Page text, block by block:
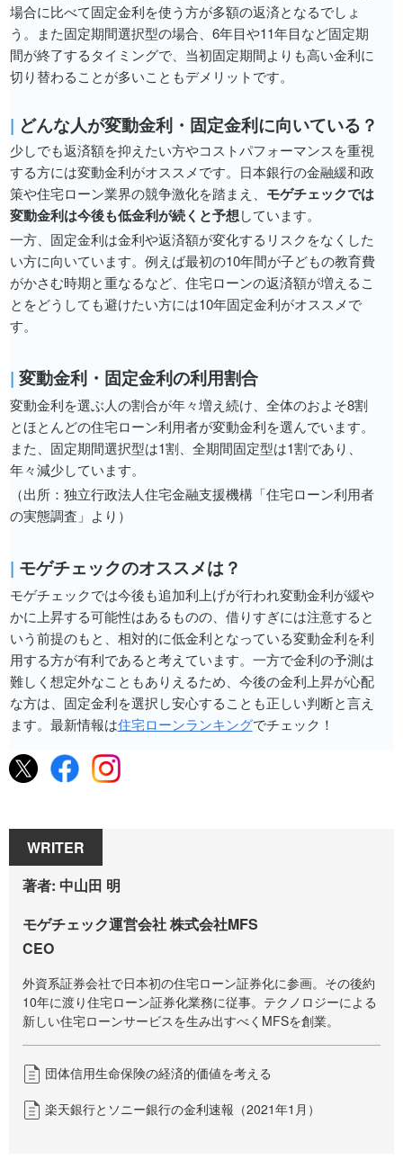
場合に比べて固定金利を使う方が多額の返済となるでしょ
う。また固定期間選択型の場合、6年目や11年目など固定期
間が終了するタイミングで、当初固定期間よりも高い金利に
切り替わることが多いこともデメリットです。
| どんな人が変動金利・固定金利に向いている？
少しでも返済額を抑えたい方やコストパフォーマンスを重視
する方には変動金利がオススメです。日本銀行の金融緩和政
策や住宅ローン業界の競争激化を踏まえ、 モゲチェックでは
変動金利は今後も低金利が続くと予想しています。
一方、固定金利は金利や返済額が変化するリスクをなくした
い方に向いています。例えば最初の10年間が子どもの教育費
がかさむ時期と重なるなど、住宅ローンの返済額が増えるこ
とをどうしても避けたい方には10年固定金利がオススメで
す。
| 変動金利・固定金利の利用割合
変動金利を選ぶ人の割合が年々増え続け、全体のおよそ8割
とほとんどの住宅ローン利用者が変動金利を選んでいます。
また、固定期間選択型は1割、全期間固定型は1割であり、
年々減少しています。
（出所：独立行政法人住宅金融支援機構「住宅ローン利用者
の実態調査」より）
| モゲチェックのオススメは？
モゲチェックでは今後も追加利上げが行われ変動金利が緩や
かに上昇する可能性はあるものの、借りすぎには注意すると
いう前提のもと、相対的に低金利となっている変動金利を利
用する方が有利であると考えています。一方で金利の予測は
難しく想定外なこともありえるため、今後の金利上昇が心配
な方は、固定金利を選択し安心することも正しい判断と言え
ます。最新情報は住宅ローンランキングでチェック！
WRITER
著者: 中山田 明
モゲチェック運営会社 株式会社MFS
CEO
外資系証券会社で日本初の住宅ローン証券化に参画。その後約
10年に渡り住宅ローン証券化業務に従事。テクノロジーによる
新しい住宅ローンサービスを生み出すべくMFSを創業。
団体信用生命保険の経済的価値を考える
楽天銀行とソニー銀行の金利速報（2021年1月）